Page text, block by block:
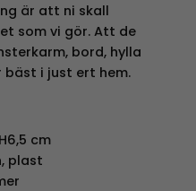
är att ni skall
som vi gör. Att de
bord, hylla
bäst i just ert hem.
cm
plast